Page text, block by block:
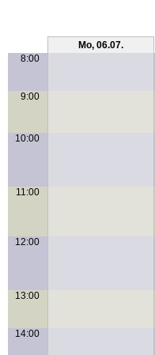
Mo, 06.07.
8:00
9:00
10:00
11:00
12:00
13:00
14:00